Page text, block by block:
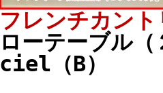
フレンチカン
ローテーブル
ciel（B）